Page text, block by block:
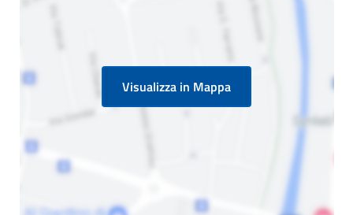
Visualizza in Mappa